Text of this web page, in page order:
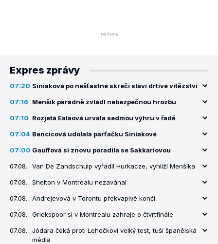
Expres zprávy
07:20 Siniaková po nešťastné skreči slaví drtivé vítězství
07:16 Menšík parádně zvládl nebezpečnou hrozbu
07:10 Rozjetá Ealaová urvala sedmou výhru v řadě
07:04 Bencicová udolala parťačku Siniakové
07:00 Gauffová si znovu poradila se Sakkariovou
07.08. Van De Zandschulp vyřadil Hurkacze, vyhlíží Menšíka
07.08. Shelton v Montrealu nezaváhal
07.08. Andrejevová v Torontu překvapivě končí
07.08. Griekspoor si v Montrealu zahraje o čtvrtfinále
07.08.
Jódara čeká proti Lehečkovi velký test, tuší španělská
média